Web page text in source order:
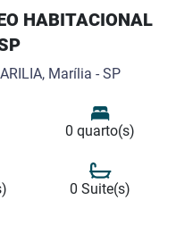
HABITACIONAL
Marília - SP
0 quarto(s)
0 Suite(s)